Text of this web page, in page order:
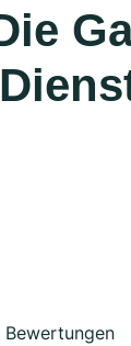
Bewertungen